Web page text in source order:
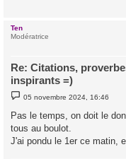
Ten
Modératrice
Re: Citations,
inspirants =)
M
e
s
a
g
e
05 novembre 2024, 16:46
Pas le temps, on doit le
tous au boulot.
J'ai pondu le 1er ce matin,